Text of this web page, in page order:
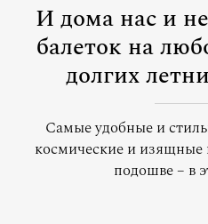
И дома нас и
балеток на
долгих
Самые удобные и
космические и изящные
подошве – в